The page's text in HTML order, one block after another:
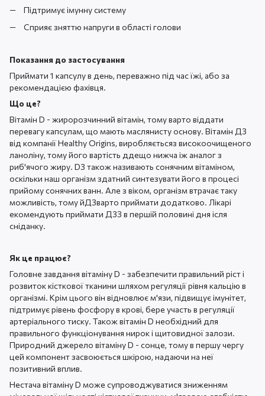
Підтримує імунну систему
Сприяє зняттю напруги в області голови
Показання до застосування
Приймати 1 капсулу в день, переважно під час їжі, або за
рекомендацією фахівця.
Що це?
Вітамін D - жиророзчинний вітамін, тому варто віддати
перевагу капсулам, що мають маслянисту основу. Вітамін Д3
від компанії Healthy Origins, виробляєтьсяз високоочищеного
ланоліну, тому його вартість ддещо нижча іж аналог з
риб'ячого жиру. D3 також називають сонячним вітаміном,
оскільки наш організм здатний синтезувати його в процесі
прийому сонячних ванн. Але з віком, організм втрачає таку
можливість, тому йД3варто приймати додатково. Лікарі
екомендують приймати Д33 в першій половині дня ісля
сніданку.
Як це працює?
Головне завдання вітаміну D - забезпечити правильний ріст і
розвиток кісткової тканини шляхом регуляції рівня кальцію в
організмі. Крім цього він відновлює м'язи, підвищує імунітет,
підтримує рівень фосфору в крові, бере участь в регуляції
артеріального тиску. Також вітамін D необхідний для
правильного функціонування нирок і щитовидної залози.
Природний джерело вітаміну D - сонце, тому в першу чергу
цей компонент засвоюється шкірою, надаючи на неї
позитивний вплив.
Нестача вітаміну D може супроводжуватися зниженням